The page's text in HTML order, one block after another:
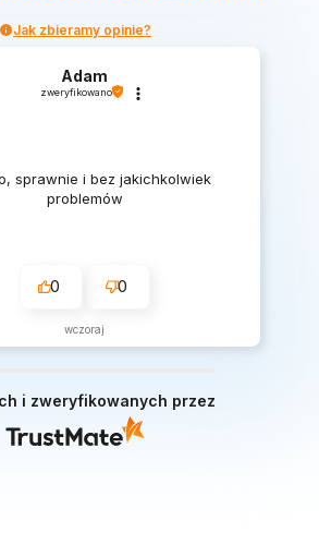
Jak zbieramy opinie?
Adam
zweryfikowano
sprawnie i bez jakichkolwiek
problemów
0 0
wczoraj
i zweryfikowanych przez